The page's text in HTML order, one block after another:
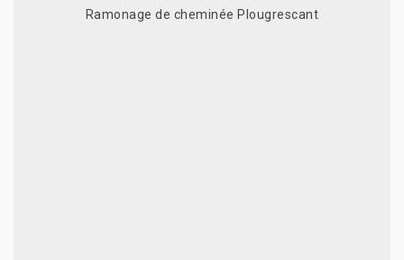
Ramonage de cheminée Plougrescant